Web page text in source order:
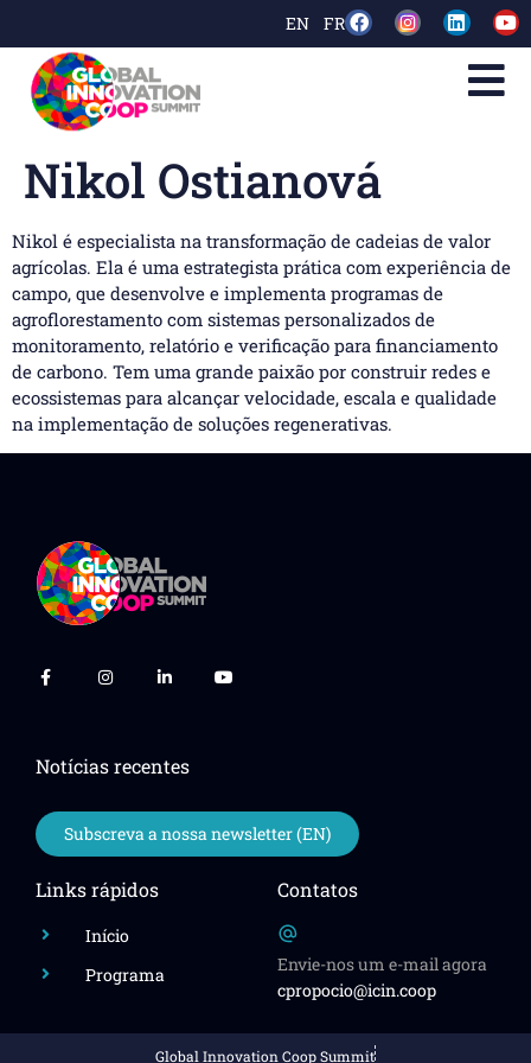
EN FR
Nikol Ostianová
Nikol é especialista na transformação de cadeias de valor
agrícolas. Ela é uma estrategista prática com experiência de
campo, que desenvolve e implementa programas de
agroflorestamento com sistemas personalizados de
monitoramento, relatório e verificação para financiamento
de carbono. Tem uma grande paixão por construir redes e
ecossistemas para alcançar velocidade, escala e qualidade
na implementação de soluções regenerativas.
Links rápidos
Início
Programa
Contatos
Envie-nos um e-mail agora
cpropocio@icin.coop
Notícias recentes
Subscreva a nossa newsletter (EN)
Global Innovation Coop Summit